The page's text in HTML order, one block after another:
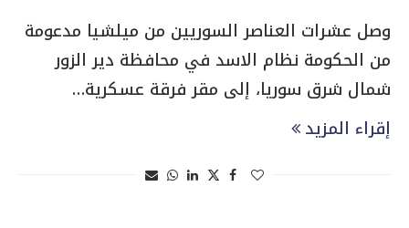
وصل عشرات العناصر السوريين من ميلشيا مدعومة
من الحكومة نظام الاسد في محافظة دير الزور
شمال شرق سوريا، إلى مقر فرقة عسكرية…
إقراء المزيد